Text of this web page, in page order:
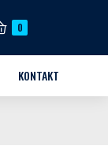
0
KONTAKT